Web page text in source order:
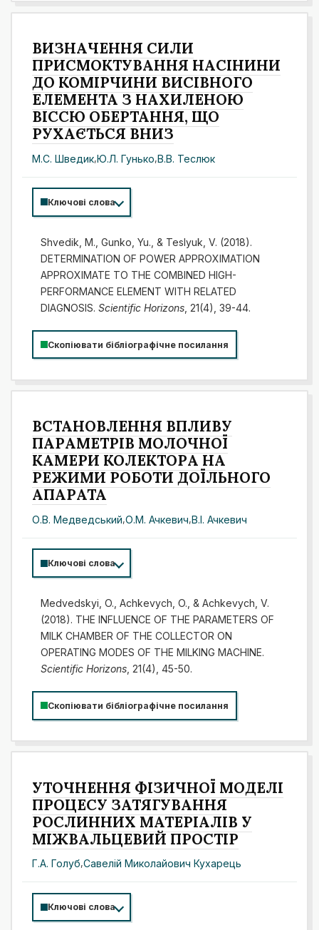
ВИЗНАЧЕННЯ СИЛИ
ПРИСМОКТУВАННЯ НАСІНИНИ
ДО КОМІРЧИНИ ВИСІВНОГО
ЕЛЕМЕНТА З НАХИЛЕНОЮ
ВІССЮ ОБЕРТАННЯ, ЩО
РУХАЄТЬСЯ ВНИЗ
М.С. Шведик,Ю.Л. Гунько,В.В. Теслюк
Ключові слова
Shvedik, M., Gunko, Yu., & Teslyuk, V. (2018).
DETERMINATION OF POWER APPROXIMATION
APPROXIMATE TO THE COMBINED HIGH-
PERFORMANCE ELEMENT WITH RELATED
DIAGNOSIS. Scientific Horizons, 21(4), 39-44.
Скопіювати бібліографічне посилання
ВСТАНОВЛЕННЯ ВПЛИВУ
ПАРАМЕТРІВ МОЛОЧНОЇ
КАМЕРИ КОЛЕКТОРА НА
РЕЖИМИ РОБОТИ ДОЇЛЬНОГО
АПАРАТА
О.В. Медведський,О.М. Ачкевич,В.І. Ачкевич
Ключові слова
Medvedskyi, O., Achkevych, O., & Achkevych, V.
(2018). THE INFLUENCE OF THE PARAMETERS OF
MILK CHAMBER OF THE COLLECTOR ON
OPERATING MODES OF THE MILKING MACHINE.
Scientific Horizons, 21(4), 45-50.
Скопіювати бібліографічне посилання
УТОЧНЕННЯ ФІЗИЧНОЇ МОДЕЛІ
ПРОЦЕСУ ЗАТЯГУВАННЯ
РОСЛИННИХ МАТЕРІАЛІВ У
МІЖВАЛЬЦЕВИЙ ПРОСТІР
Г.А. Голуб,Савелій Миколайович Кухарець
Ключові слова